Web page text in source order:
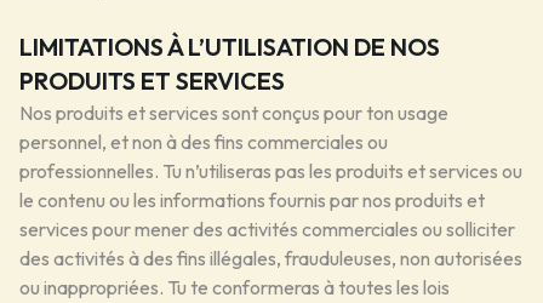
LIMITATIONS À L’UTILISATION DE NOS
PRODUITS ET SERVICES
Nos produits et services sont conçus pour ton usage
personnel, et non à des fins commerciales ou
professionnelles. Tu n’utiliseras pas les produits et services ou
le contenu ou les informations fournis par nos produits et
services pour mener des activités commerciales ou solliciter
des activités à des fins illégales, frauduleuses, non autorisées
ou inappropriées. Tu te conformeras à toutes les lois